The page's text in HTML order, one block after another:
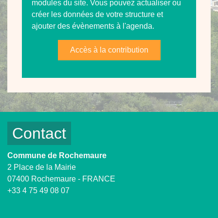
modules du site. Vous pouvez actualiser ou
créer les données de votre structure et
ajouter des évènements à l'agenda.
Accès à la contribution
Contact
Commune de Rochemaure
2 Place de la Mairie
07400 Rochemaure - FRANCE
+33 4 75 49 08 07